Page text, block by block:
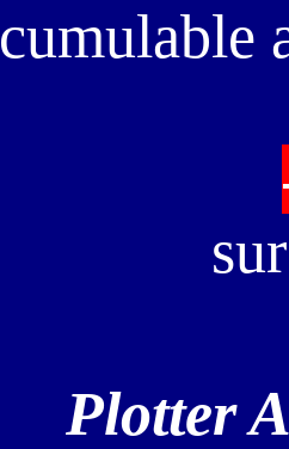
cumulable
Plotter